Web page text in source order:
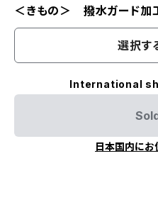
＜きもの＞ 撥水ガード加工
選択す
International
日本国内にお